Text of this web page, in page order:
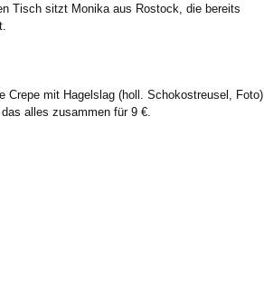
Tisch sitzt Monika aus Rostock, die bereits
Crepe mit Hagelslag (holl. Schokostreusel, Foto)
alles zusammen für 9 €.